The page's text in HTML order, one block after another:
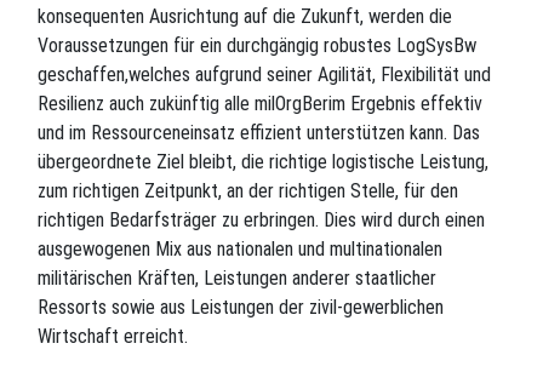
konsequenten Ausrichtung auf die Zukunft, werden die
Voraussetzungen für ein durchgängig robustes LogSysBw
geschaffen,welches aufgrund seiner Agilität, Flexibilität und
Resilienz auch zukünftig alle milOrgBerim Ergebnis effektiv
und im Ressourceneinsatz effizient unterstützen kann. Das
übergeordnete Ziel bleibt, die richtige logistische Leistung,
zum richtigen Zeitpunkt, an der richtigen Stelle, für den
richtigen Bedarfsträger zu erbringen. Dies wird durch einen
ausgewogenen Mix aus nationalen und multinationalen
militärischen Kräften, Leistungen anderer staatlicher
Ressorts sowie aus Leistungen der zivil-gewerblichen
Wirtschaft erreicht.